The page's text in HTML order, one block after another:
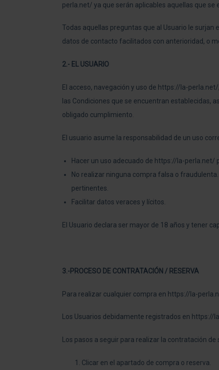
perla.net/ ya que serán aplicables aquellas que
Todas aquellas preguntas que al Usuario le surjan
datos de contacto facilitados con anterioridad, o
2.- EL USUARIO
El acceso, navegación y uso de https://la-
las Condiciones que se encuentran establecidas,
obligado cumplimiento.
El usuario asume la responsabilidad de un uso
Hacer un uso adecuado de https://la-perla.net/
No realizar ninguna compra falsa o
pertinentes.
Facilitar datos veraces y lícitos.
El Usuario declara ser mayor de 18 años y tener
3.-PROCESO DE CONTRATACIÓN / RESERVA
Para realizar cualquier compra en https://la-
Los Usuarios debidamente registrados en https://
Los pasos a seguir para realizar la contratación de
Clicar en el apartado de compra o reserva.